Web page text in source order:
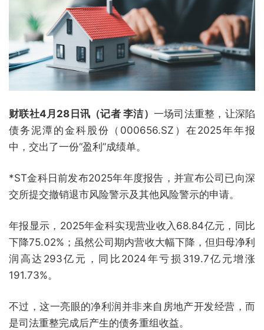
财联社4月28日讯（记者 李洁） 一场司法重整，让深陷
债务泥潭的金科股份（000656.SZ）在2025年年报
中，交出了一份“盈利”成绩单。
*ST金科日前发布2025年年度报告，并宣布公司已向深
交所提交撤销退市风险警示及其他风险警示的申请。
年报显示，2025年金科实现营业收入68.84亿元，同比
下降75.02%；虽然公司期内营收大幅下降，但归母净利
润高达293亿元，同比2024年亏损319.7亿元增涨
191.73%。
不过，这一亮眼的净利润并非来自房地产开发经营，而
是司法重整完成后产生的债务重组收益。